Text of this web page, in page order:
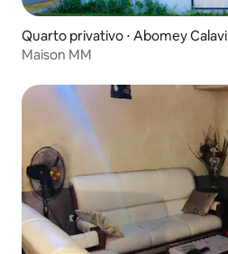
Quarto privativo ⋅ Abomey Calavi
Maison MM